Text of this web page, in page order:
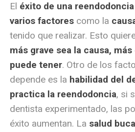
El éxito de una reendodoncia
varios factores como la
tenido que realizar. Esto
más grave sea la causa,
puede tener. Otro de los
depende es la habilidad del
practica la reendodoncia, si
dentista experimentado, las
éxito aumentan. La salud